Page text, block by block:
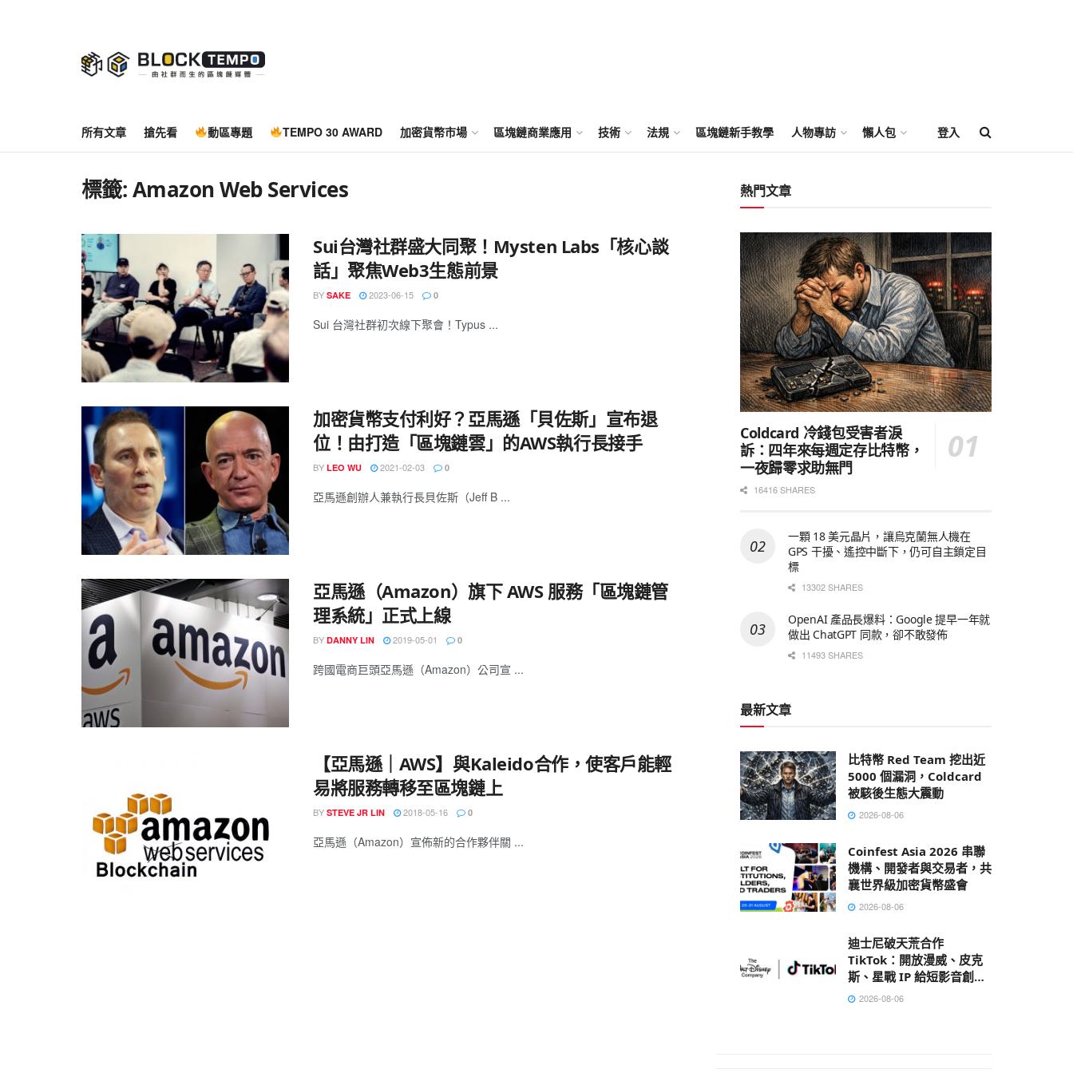
所有文章 搶先看 動區專題 TEMPO 30 AWARD 加密貨幣市場 區塊鏈商業應用 技術 法規 區塊鏈新手教學 人物專訪 懶人包 登入
標籤:Amazon Web Services
Sui台灣社群盛大同聚！Mysten Labs「核心談
話」聚焦Web3生態前景
BY SAKE 2023-06-15 0
Sui 台灣社群初次線下聚會！Typus ...
加密貨幣支付利好？亞馬遜「貝佐斯」宣布退
位！由打造「區塊鏈雲」的AWS執行長接手
BY LEO WU 2021-02-03 0
亞馬遜創辦人兼執行長貝佐斯（Jeff B ...
亞馬遜（Amazon）旗下 AWS 服務「區塊鏈管
理系統」正式上線
BY DANNY LIN 2019-05-01 0
跨國電商巨頭亞馬遜（Amazon）公司宣 ...
【亞馬遜｜AWS】與Kaleido合作，使客戶能輕
易將服務轉移至區塊鏈上
BY STEVE JR LIN 2018-05-16 0
亞馬遜（Amazon）宣佈新的合作夥伴關 ...
熱門文章
Coldcard 冷錢包受害者淚
訴：四年來每週定存比特幣，
一夜歸零求助無門
16416 SHARES
一顆 18 美元晶片，讓烏克蘭無人機在
GPS 干擾、遙控中斷下，仍可自主鎖定目
標
13302 SHARES
OpenAI 產品長爆料：Google 提早一年就
做出 ChatGPT 同款，卻不敢發佈
11493 SHARES
最新文章
比特幣 Red Team 挖出近
5000 個漏洞，Coldcard
被駭後生態大震動
2026-08-06
Coinfest Asia 2026 串聯
機構、開發者與交易者，共
襄世界級加密貨幣盛會
2026-08-06
迪士尼破天荒合作
TikTok：開放漫威、皮克
斯、星戰 IP 給短影音創作
者2026-08-06